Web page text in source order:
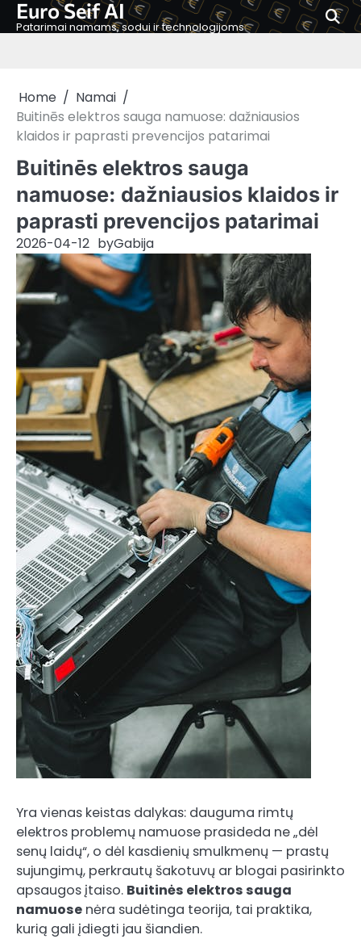
SkipEuro Seif AI
Patarimai namams, sodui ir technologijoms
Home
Namai
Buitinēs elektros sauga namuose: dažniausios
klaidos ir paprasti prevencijos patarimai
Buitinēs elektros sauga
namuose: dažniausios klaidos ir
paprasti prevencijos patarimai
2026-04-12 byGabija
Yra vienas keistas dalykas: dauguma rimtų
elektros problemų namuose prasideda ne „dėl
senų laidų“, o dėl kasdienių smulkmenų — prastų
sujungimų, perkrautų šakotuvų ar blogai pasirinkto
apsaugos įtaiso. Buitinės elektros sauga
namuose nėra sudėtinga teorija, tai praktika,
kurią gali įdiegti jau šiandien.